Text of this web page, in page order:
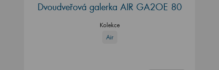
Dvoudveřová galerka AIR GA2OE 80
Kolekce
Air